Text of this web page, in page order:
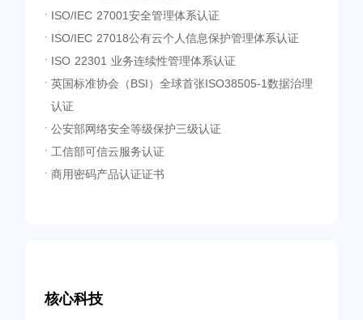
· ISO/IEC 27001安全管理体系认证
· ISO/IEC 27018公有云个人信息保护管理体系认证
· ISO 22301 业务连续性管理体系认证
· 英国标准协会（BSI）全球首张ISO38505-1数据治理
认证
· 公安部网络安全等级保护三级认证
· 工信部可信云服务认证
· 商用密码产品认证证书
核心科技